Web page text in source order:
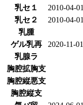
乳セ１
2010-04-01
乳セ２
2010-04-01
乳腫
ゲル乳再
2020-11-01
乳腺ラ
胸腔拡胸支
胸腔縦悪支
胸腔縦支